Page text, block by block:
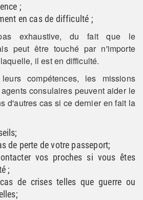
;
en cas de difficulté ;
exhaustive, du fait que le
peut être touché par n'importe
il est en difficulté.
compétences, les missions
consulaires peuvent aider le
d'autres cas si ce dernier en fait la
de perte de votre passeport;
vos proches si vous êtes
;
de crises telles que guerre ou